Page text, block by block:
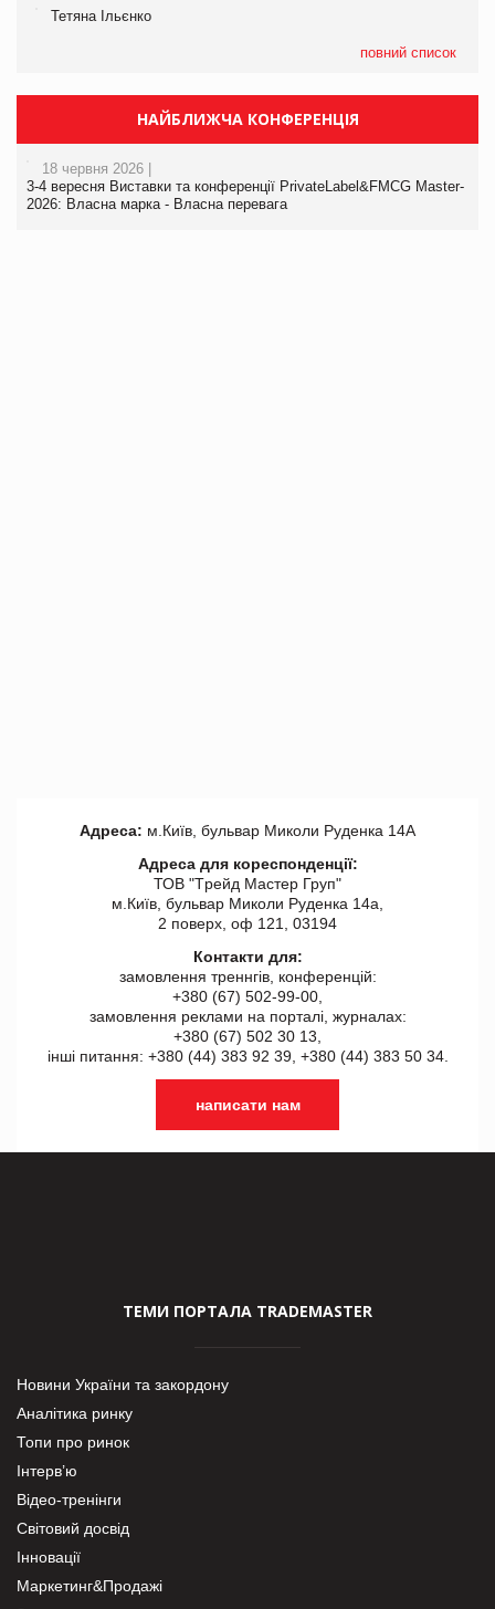
Тетяна Ільєнко
повний список
НАЙБЛИЖЧА КОНФЕРЕНЦІЯ
18 червня 2026 |
3-4 вересня Виставки та конференції PrivateLabel&FMCG Master-
2026: Власна марка - Власна перевага
Адреса: м.Київ, бульвар Миколи Руденка 14А
Адреса для кореспонденції:
ТОВ "Tрейд Мастер Груп"
м.Київ, бульвар Миколи Руденка 14а,
2 поверх, оф 121, 03194
Контакти для:
замовлення треннгів, конференцій:
+380 (67) 502-99-00,
замовлення реклами на порталі, журналах:
+380 (67) 502 30 13,
інші питання: +380 (44) 383 92 39, +380 (44) 383 50 34.
написати нам
ТЕМИ ПОРТАЛА TRADEMASTER
Новини України та закордону
Аналітика ринку
Топи про ринок
Інтерв’ю
Відео-тренінги
Світовий досвід
Інновації
Маркетинг&Продажі